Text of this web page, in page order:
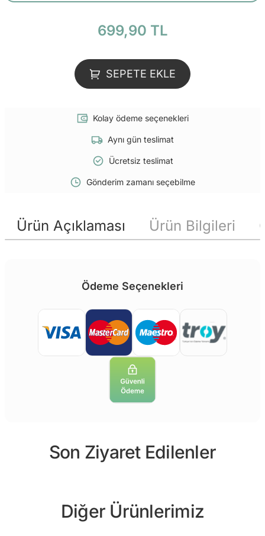
699,90 TL
SEPETE EKLE
Kolay ödeme seçenekleri
Aynı gün teslimat
Ücretsiz teslimat
Gönderim zamanı seçebilme
Ürün Açıklaması Ürün Bilgileri
Ödeme Seçenekleri
Son Ziyaret Edilenler
Diğer Ürünlerimiz